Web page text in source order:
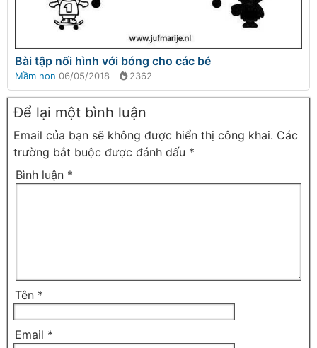
Bài tập nối hình với bóng cho các bé
Mầm non 06/05/2018 2362
Để lại một bình luận
Email của bạn sẽ không được hiển thị công khai. Các
trường bắt buộc được đánh dấu *
Bình luận *
Tên *
Email *